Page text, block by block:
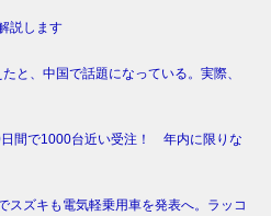
説します
と、中国で話題になっている。実際、
間で1000台近い受注！ 年内に限りな
スズキも電気軽乗用車を発表へ。ラッコ